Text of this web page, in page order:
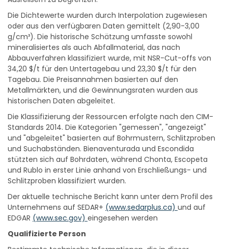
Die Dichtewerte wurden durch Interpolation zugewiesen
oder aus den verfügbaren Daten gemittelt (2,90-3,00
g/cm³). Die historische Schätzung umfasste sowohl
mineralisiertes als auch Abfallmaterial, das nach
Abbauverfahren klassifiziert wurde, mit NSR-Cut-offs von
34,20 $/t für den Untertagebau und 23,30 $/t für den
Tagebau. Die Preisannahmen basierten auf den
Metallmärkten, und die Gewinnungsraten wurden aus
historischen Daten abgeleitet.
Die Klassifizierung der Ressourcen erfolgte nach den CIM-
Standards 2014. Die Kategorien "gemessen", "angezeigt"
und "abgeleitet" basierten auf Bohrmustern, Schlitzproben
und Suchabständen. Bienaventurada und Escondida
stützten sich auf Bohrdaten, während Chonta, Escopeta
und Rublo in erster Linie anhand von Erschließungs- und
Schlitzproben klassifiziert wurden.
Der aktuelle technische Bericht kann unter dem Profil des
Unternehmens auf SEDAR+(www.sedarplus.ca)und auf
EDGAR(www.sec.gov)eingesehen werden
Qualifizierte Person
Bestimmte technische Informationen, die in dieser